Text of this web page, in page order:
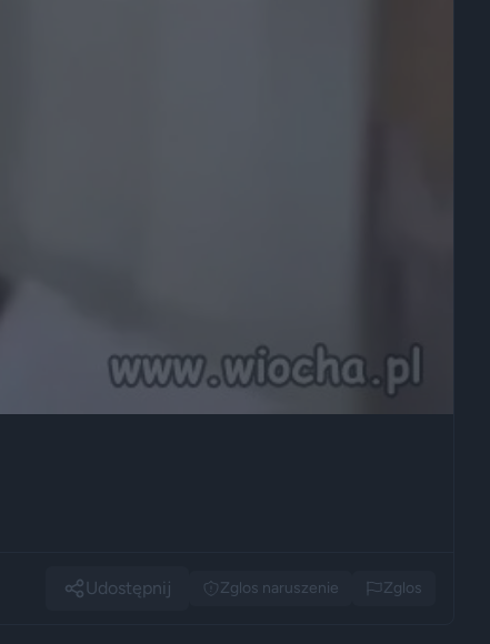
Udostępnij Zglos naruszenie Zglos